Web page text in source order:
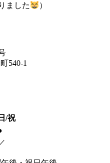
ました
）
540-1
日/祝